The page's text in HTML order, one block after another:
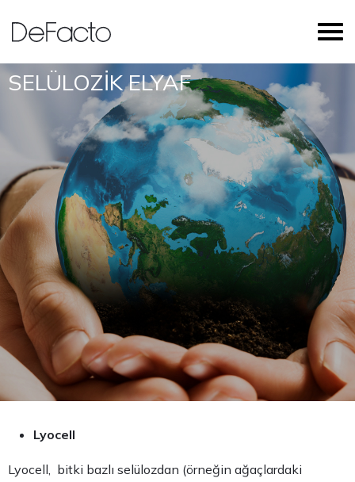
SELÜLOZİK ELYAF
Lyocell
Lyocell, bitki bazlı selülozdan (örneğin ağaçlardaki